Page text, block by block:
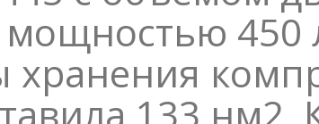
450
хранения
133